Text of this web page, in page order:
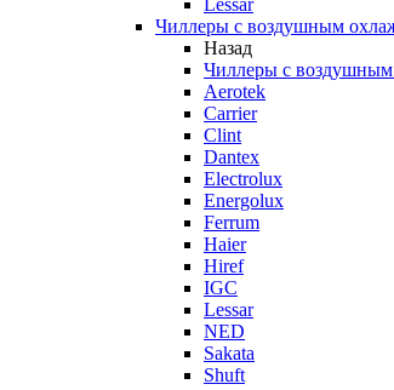
Lessar
Чиллеры с воздушным
Назад
Чиллеры с воздушным
Aerotek
Carrier
Clint
Dantex
Electrolux
Energolux
Ferrum
Haier
Hiref
IGC
Lessar
NED
Sakata
Shuft